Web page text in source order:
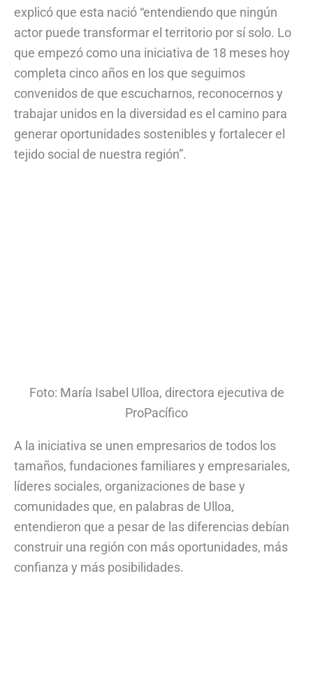
explicó que esta nació “entendiendo que ningún
actor puede transformar el territorio por sí solo. Lo
que empezó como una iniciativa de 18 meses hoy
completa cinco años en los que seguimos
convenidos de que escucharnos, reconocernos y
trabajar unidos en la diversidad es el camino para
generar oportunidades sostenibles y fortalecer el
tejido social de nuestra región”.
Foto: María Isabel Ulloa, directora ejecutiva de
ProPacífico
A la iniciativa se unen empresarios de todos los
tamaños, fundaciones familiares y empresariales,
líderes sociales, organizaciones de base y
comunidades que, en palabras de Ulloa,
entendieron que a pesar de las diferencias debían
construir una región con más oportunidades, más
confianza y más posibilidades.